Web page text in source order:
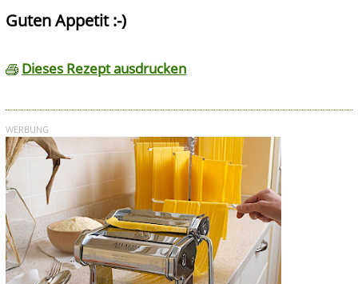
Guten Appetit :-)
Dieses Rezept ausdrucken
WERBUNG